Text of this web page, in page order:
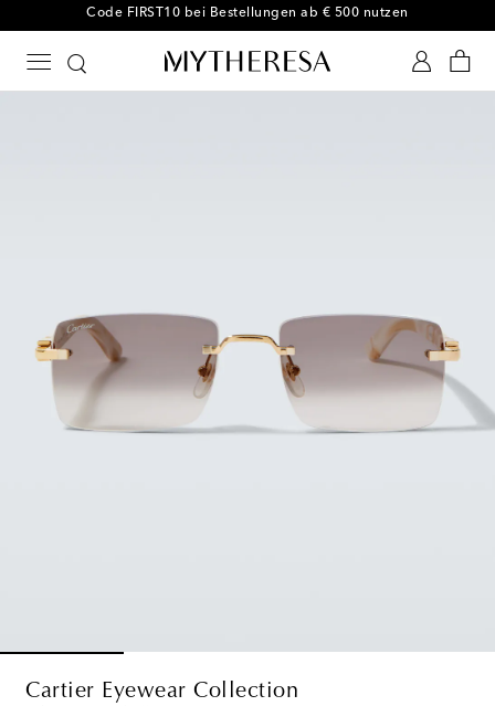
-10 % bei Ihrer ersten Bestellung auf ausgewählte Styles
Cartier Eyewear Collection